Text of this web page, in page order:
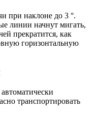
при наклоне до 3 °.
линии начнут мигать,
прекратится, как
горизонтальную
транспортировать